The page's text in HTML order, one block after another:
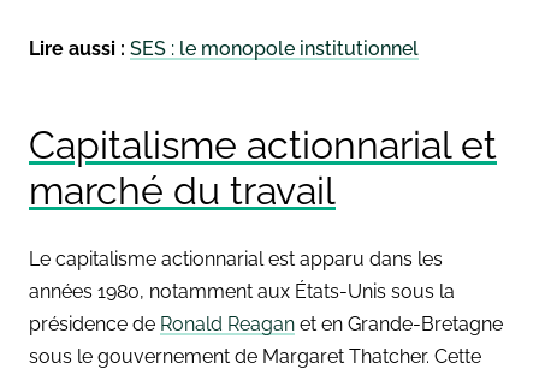
Lire aussi : SES : le monopole institutionnel
Capitalisme actionnarial et
marché du travail
Le capitalisme actionnarial est apparu dans les
années 1980, notamment aux États-Unis sous la
présidence de Ronald Reagan et en Grande-Bretagne
sous le gouvernement de Margaret Thatcher. Cette